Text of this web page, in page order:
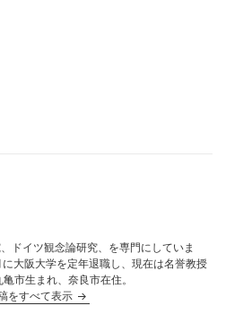
ドイツ観念論研究、を専門にしていま
大阪大学を定年退職し、現在は名誉教授
市生まれ、奈良市在住。
をすべて表示